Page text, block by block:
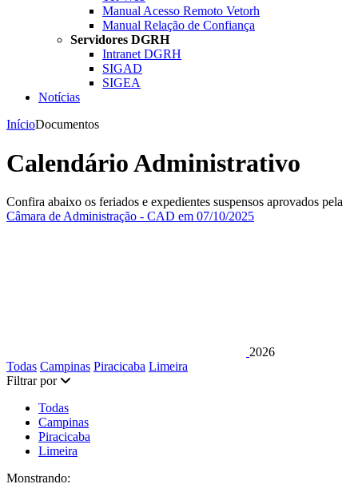
Manual Acesso Remoto Vetorh
Manual Relação de Confiança
Servidores DGRH
Intranet DGRH
SIGAD
SIGEA
Notícias
InícioDocumentos
Calendário Administrativo
Confira abaixo os feriados e expedientes suspensos aprovados pela
Câmara de Administração - CAD em 07/10/2025
2026
Todas Filtrar por categoria:
Campinas Filtrar por categoria:
Piracicaba Filtrar por categoria:
Limeira
Filtrar por
Todas
Campinas
Piracicaba
Limeira
Monstrando: